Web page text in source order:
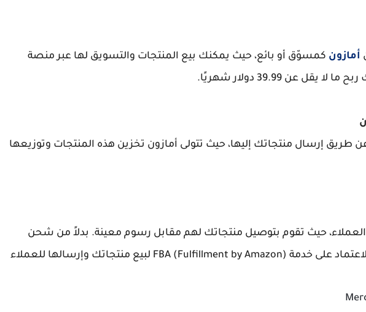
أمازون كمسوّق أو بائع، حيث يمكنك بيع المنتجات والتسويق لها عبر منصة
عن 39.99 دولار شهريًا.
طريق إرسال منتجاتك إليها، حيث تتولى أمازون تخزين هذه المنتجات وتوزيعها
العملاء، حيث تقوم بتوصيل منتجاتك لهم مقابل رسوم معينة. بدلاً من شحن
المنتجات بنفسك، يمكنك الاعتماد على خدمة FBA (Fulfillment by Amazon) لبيع منتجاتك وإرسالها للعملاء